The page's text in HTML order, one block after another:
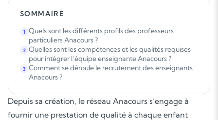
SOMMAIRE
1 Quels sont les différents profils des professeurs
particuliers Anacours ?
2 Quelles sont les compétences et les qualités requises
pour intégrer l’équipe enseignante Anacours ?
3 Comment se déroule le recrutement des enseignants
Anacours ?
Depuis sa création, le réseau Anacours s’engage à
fournir une prestation de qualité à chaque enfant